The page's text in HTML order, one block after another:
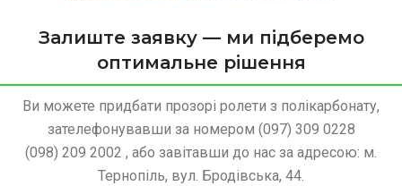
Залиште заявку — ми підберемо
оптимальне рішення
Ви можете придбати прозорі ролети з полікарбонату,
зателефонувавши за номером (097) 309 0228
(098) 209 2002 , або завітавши до нас за адресою: м.
Тернопіль, вул. Бродівська, 44.